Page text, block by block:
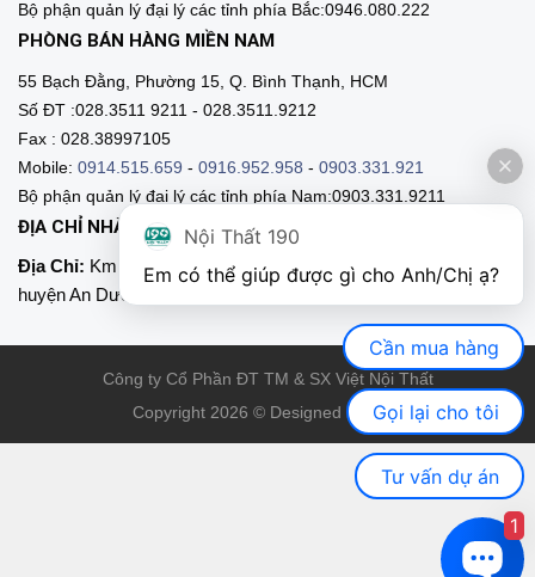
Bộ phận quản lý đại lý các tỉnh phía Bắc:0946.080.222
PHÒNG BÁN HÀNG MIỀN NAM
55 Bạch Đằng, Phường 15, Q. Bình Thạnh, HCM
Số ĐT :028.3511 9211 - 028.3511.9212
Fax : 028.38997105
Mobile: 0914.515.659 - 0916.952.958 - 0903.331.921
Bộ phận quản lý đại lý các tỉnh phía Nam:0903.331.9211
ĐỊA CHỈ NHÀ MÁY SẢN XUẤT
Địa Chỉ: Km 89, Quốc lộ 5 , Thôn Mỹ Tranh, xã Nam Sơn,
huyện An Dương, Hải Phòng
Công ty Cổ Phần ĐT TM & SX Việt Nội Thất
Copyright 2026 © Designed by VNT
Nội Thất 190
Cần mua hàng
Gọi lại cho tôi
Tư vấn dự án
1